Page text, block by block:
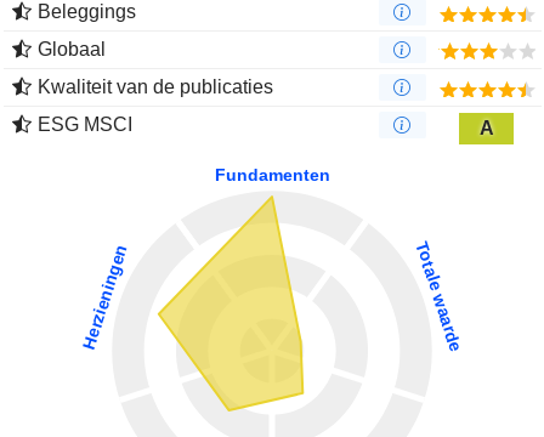
Beleggings
Globaal
Kwaliteit van de publicaties
ESG MSCI
A